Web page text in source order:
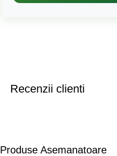
Recenzii clienti
Produse Asemanatoare